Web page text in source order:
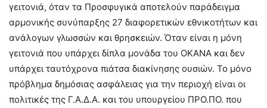
γειτονιά, όταν τα Προσφυγικά αποτελούν παράδειγμα
αρμονικής συνύπαρξης 27 διαφορετικών εθνικοτήτων και
ανάλογων γλωσσών και θρησκειών. Όταν είναι η μόνη
γειτονιά που υπάρχει δίπλα μονάδα του ΟΚΑΝΑ και δεν
υπάρχει ταυτόχρονα πιάτσα διακίνησης ουσιών. Το μόνο
πρόβλημα δημόσιας ασφάλειας για την περιοχή είναι οι
πολιτικές της Γ.Α.Δ.Α. και του υπουργείου ΠΡΟ.ΠΟ. που